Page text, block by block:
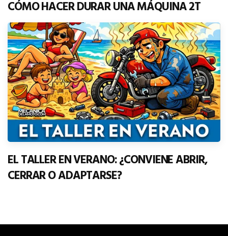
CÓMO HACER DURAR UNA MÁQUINA 2T
EL TALLER EN VERANO: ¿CONVIENE ABRIR,
CERRAR O ADAPTARSE?